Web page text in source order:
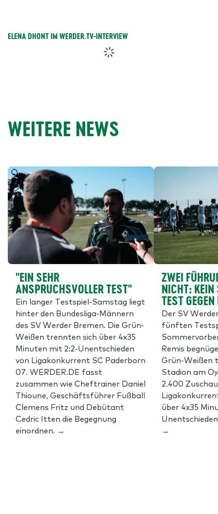
ELENA DHONT IM WERDER.TV-INTERVIEW
WEITERE NEWS
"EIN SEHR
ANSPRUCHSVOLLER TEST"
Ein langer Testspiel-Samstag liegt
hinter den Bundesliga-Männern
des SV Werder Bremen. Die Grün-
Weißen trennten sich über 4x35
Minuten mit 2:2-Unentschieden
von Ligakonkurrent SC Paderborn
07. WERDER.DE fasst
zusammen wie Cheftrainer Daniel
Thioune, Geschäftsführer Fußball
Clemens Fritz und Debütant
Cedric Itten die Begegnung
einordnen. →
ZWEI
NICHT:
TEST
Der SV
fünften
Remis
Grün-Weißen
Stadion am
2.400
über 4x35
→